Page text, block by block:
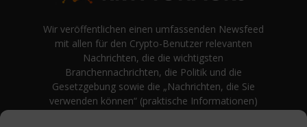
Wir veröffentlichen einen umfassenden Newsfeed
mit allen für den Crypto-Benutzer relevanten
Nachrichten, die die wichtigsten
Branchennachrichten, die Politik und die
Gesetzgebung sowie die „Nachrichten, die Sie
verwenden können“ (praktische Informationen)